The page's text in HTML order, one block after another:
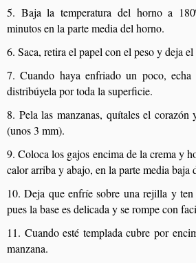
5. Baja la temperatura del horno a
minutos en la parte media del horno.
6. Saca, retira el papel con el peso y deja
7. Cuando haya enfriado un poco,
distribúyela por toda la superficie.
8. Pela las manzanas, quítales el
(unos 3 mm).
9. Coloca los gajos encima de la crema y
calor arriba y abajo, en la parte media baja
10. Deja que enfríe sobre una rejilla y
pues la base es delicada y se rompe con
11. Cuando esté templada cubre por
manzana.